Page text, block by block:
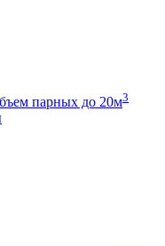
парных до 20м3